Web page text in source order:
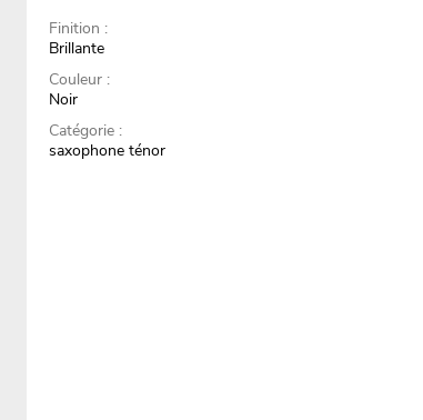
Finition :
Brillante
Couleur :
Noir
Catégorie :
saxophone ténor